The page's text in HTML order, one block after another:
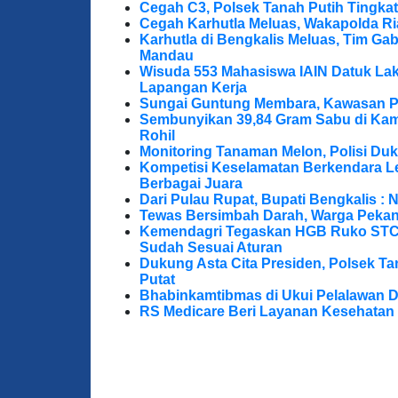
Cegah C3, Polsek Tanah Putih
Cegah Karhutla Meluas, Wakapolda
Karhutla di Bengkalis Meluas, Tim
Mandau
Wisuda 553 Mahasiswa IAIN Datuk
Lapangan Kerja
Sungai Guntung Membara, Kawasan
Sembunyikan 39,84 Gram Sabu di
Rohil
Monitoring Tanaman Melon, Polisi
Kompetisi Keselamatan Berkendara
Berbagai Juara
Dari Pulau Rupat, Bupati Bengkalis :
Tewas Bersimbah Darah, Warga
Kemendagri Tegaskan HGB Ruko
Sudah Sesuai Aturan
Dukung Asta Cita Presiden, Polsek
Putat
Bhabinkamtibmas di Ukui Pelalawan
RS Medicare Beri Layanan